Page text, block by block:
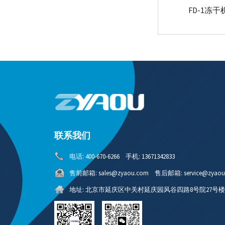
FD-1冻干
联系我们
电话: 400-670-6266 手机: 13671342833
售前邮箱: sales@zyaou.com 售后邮箱:
地址: 北京市延庆区中关村延庆园风谷四路8号院27号楼